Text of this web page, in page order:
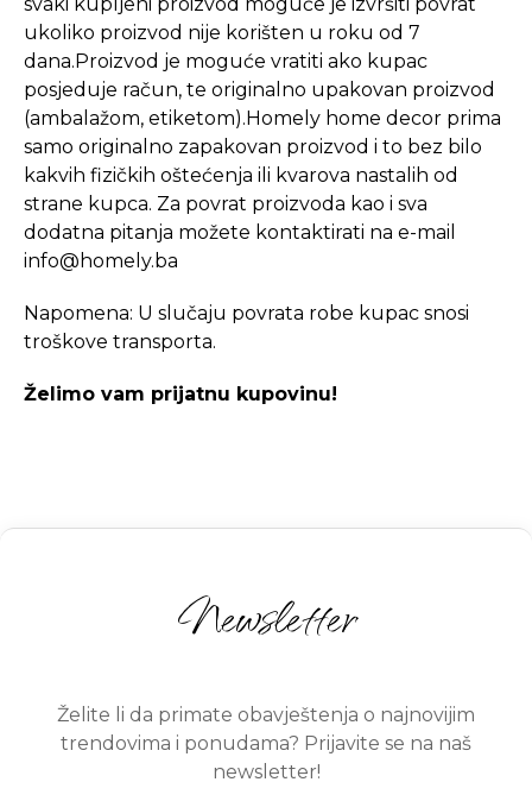
ukoliko proizvod nije korišten u roku od 7
dana.Proizvod je moguće vratiti ako kupac
posjeduje račun, te originalno upakovan proizvod
(ambalažom, etiketom).Homely home decor prima
samo originalno zapakovan proizvod i to bez bilo
kakvih fizičkih oštećenja ili kvarova nastalih od
strane kupca. Za povrat proizvoda kao i sva
dodatna pitanja možete kontaktirati na e-mail
info@homely.ba
Napomena: U slučaju povrata robe kupac snosi
troškove transporta.
Želimo vam prijatnu kupovinu!
Newsletter
Želite li da primate obavještenja o najnovijim
trendovima i ponudama? Prijavite se na naš
newsletter!